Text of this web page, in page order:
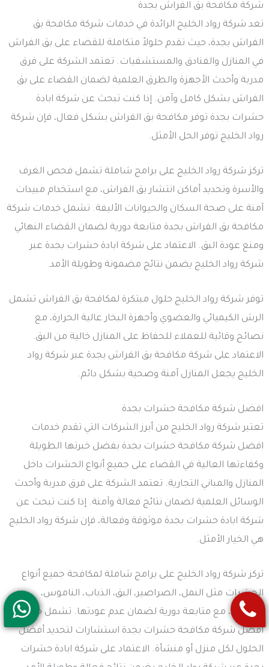
شركة مكافحة بق الفراش بجدة
تعد شركة رواد الخليج الرائدة في خدمات شركة مكافحة بق
الفراش بجدة، حيث تقدم حلولاً متكاملة للقضاء على بق الفراش
في المنازل والفنادق والمستشفيات. تعتمد الشركة على فرق
مدربة وأحدث الأجهزة والطرق العلمية لضمان القضاء على بق
الفراش بشكل كامل وآمن. إذا كنت تبحث عن شركة ابادة
حشرات بجدة توفر مكافحة بق الفراش بشكل فعال، فإن شركة
رواد الخليج توفر الحل الأمثل.
تركز شركة رواد الخليج على برامج شاملة تشمل فحص الغرف
والأسرة وتحديد أماكن انتشار بق الفراش، مع استخدام مبيدات
آمنة على صحة السكان والحيوانات الأليفة. تشمل خدمات شركة
مكافحة بق الفراش بجدة متابعة دورية لضمان القضاء النهائي
ومنع عودة البق. الاعتماد على شركة ابادة حشرات بجدة عبر
شركة رواد الخليج يضمن نتائج مضمونة وطويلة الأمد.
توفر شركة رواد الخليج حلول مبتكرة لمكافحة بق الفراش تشمل
الرش الكيميائي والعضوي وأجهزة البخار عالية الحرارة، مع
نصائح وقائية للعملاء للحفاظ على المنازل خالية من البق.
الاعتماد على شركة مكافحة بق الفراش بجدة عبر شركة رواد
الخليج يجعل المنازل آمنة وصحية بشكل دائم.
افضل شركة مكافحة حشرات بجدة
تعتبر شركة رواد الخليج من أبرز الشركات التي تقدم خدمات
افضل شركة مكافحة حشرات بجدة بفضل خبرتها الطويلة
وكفاءتها العالية في القضاء على جميع أنواع الحشرات داخل
المنازل والمباني التجارية. تعتمد الشركة على فرق مدربة وأحدث
الوسائل العلمية لضمان نتائج فعالة وآمنة. إذا كنت تبحث عن
شركة ابادة حشرات بجدة موثوقة وفعالة، فإن شركة رواد الخليج
هي الخيار الأمثل.
تركز شركة رواد الخليج على برامج شاملة لمكافحة جميع أنواع
الحشرات مثل النمل، الصراصير، البق، الذباب، الناموس،
والفئران، مع متابعة دورية لضمان عدم عودتها. تشمل خدمات
افضل شركة مكافحة حشرات بجدة استشارات لتحديد أفضل
الحلول لكل منزل أو منشأة. الاعتماد على شركة ابادة حشرات